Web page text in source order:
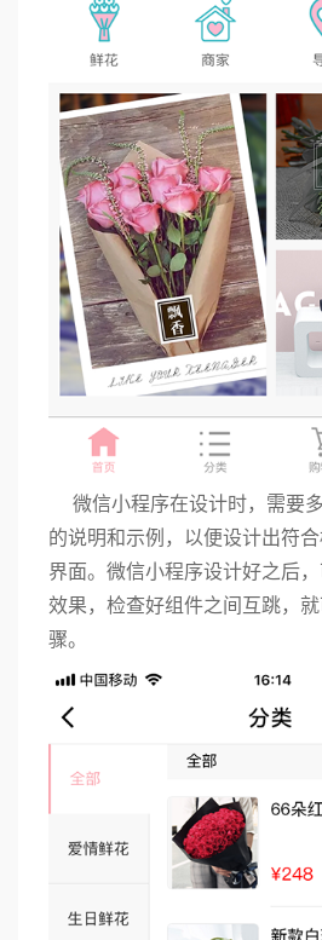
微信小程序在设计时，需要
的说明和示例，以便设计出符
界面。微信小程序设计好之后
效果，检查好组件之间互跳，
骤。